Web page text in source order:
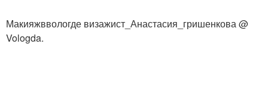
Макияжввологде визажист_Анастасия_гришенкова @
Vologda.